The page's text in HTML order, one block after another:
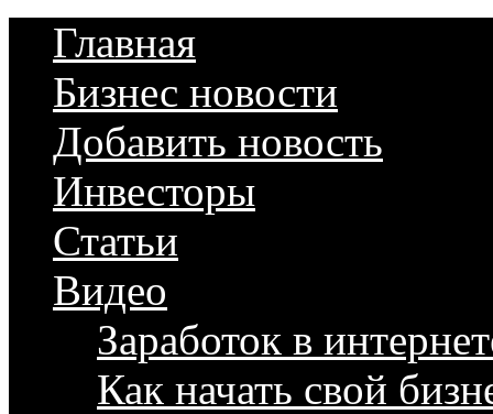
Главная
Бизнес новости
Добавить новость
Инвесторы
Статьи
Видео
Заработок в
Как начать свой